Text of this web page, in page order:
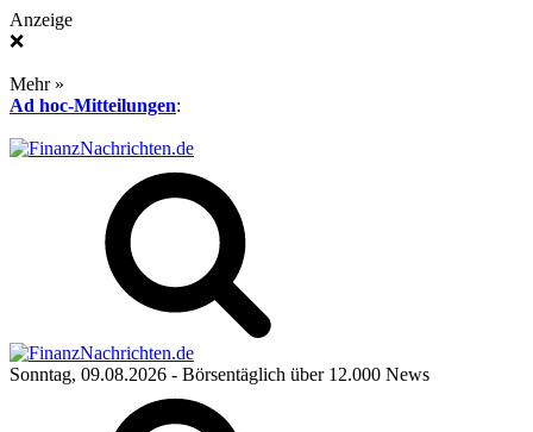
Anzeige
❌
Mehr »
Ad hoc-Mitteilungen:
Sonntag, 09.08.2026 - Börsentäglich über 12.000 News